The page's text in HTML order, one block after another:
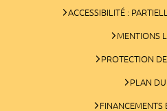
ACCESSIBILITÉ :
MENTIONS
PROTECTION
PLAN DU
FINANCEMENTS